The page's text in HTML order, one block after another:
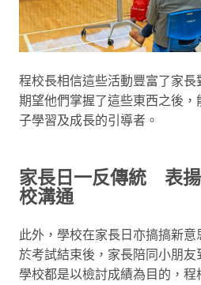
程校長相信這些活動豐富了家長
期望他們掌握了這些東西之後
子學習及成長的引導者。
家長日一反傳統 表
校溝通
此外，學校在家長日亦搞搞新
於考試結束後，家長陪同小朋
學校都是以檢討成績為目的，